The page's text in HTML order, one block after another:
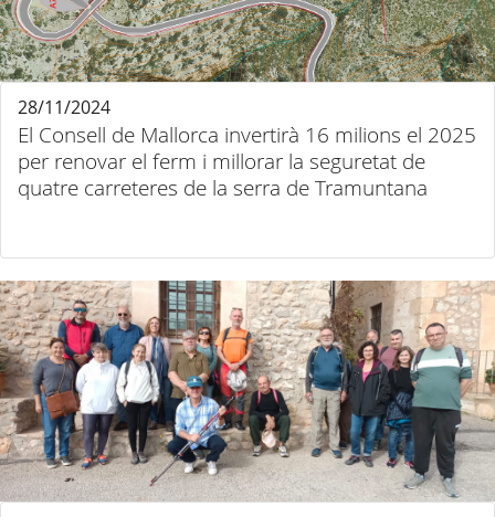
El Consell de Mallorca invertirà 16 milions el 2025
per renovar el ferm i millorar la seguretat de
quatre carreteres de la serra de Tramuntana
28/11/2024